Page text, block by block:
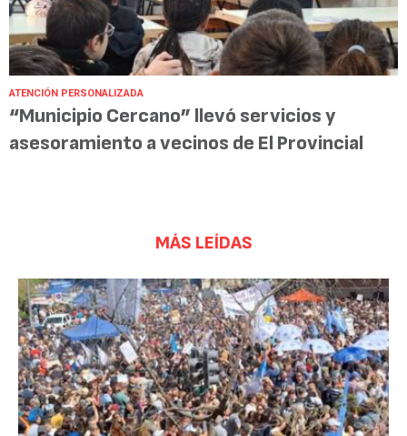
ATENCIÓN PERSONALIZADA
“Municipio Cercano” llevó servicios y
asesoramiento a vecinos de El Provincial
MÁS LEÍDAS